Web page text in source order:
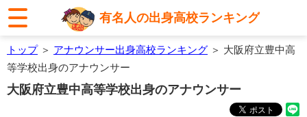
有名人の出身高校ランキング
トップ＞ アナウンサー出身高校ランキング ＞ 大阪府立豊中高
等学校出身のアナウンサー
大阪府立豊中高等学校出身のアナウンサー